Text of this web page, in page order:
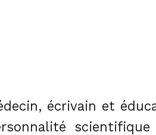
écrivain et